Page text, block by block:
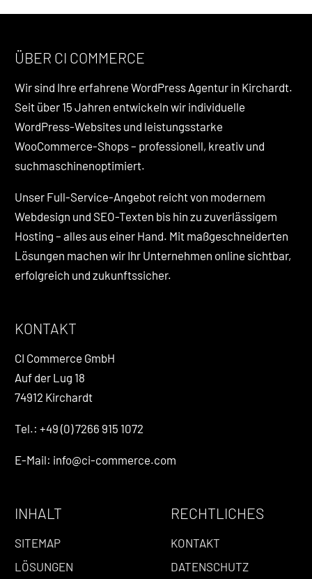
ÜBER CI COMMERCE
Wir sind Ihre erfahrene WordPress Agentur in Kirchardt.
Seit über 15 Jahren entwickeln wir individuelle
WordPress-Websites und leistungsstarke
WooCommerce-Shops – professionell, kreativ und
suchmaschinenoptimiert.
Unser Full-Service-Angebot reicht von modernem
Webdesign und SEO-Texten bis hin zu zuverlässigem
Hosting – alles aus einer Hand. Mit maßgeschneiderten
Lösungen machen wir Ihr Unternehmen online sichtbar,
erfolgreich und zukunftssicher.
KONTAKT
CI Commerce GmbH
Auf der Lug 18
74912 Kirchardt
Tel.: +49 (0) 7266 915 1072
E-Mail: info@ci-commerce.com
INHALT
SITEMAP
LÖSUNGEN
RECHTLICHES
KONTAKT
DATENSCHUTZ